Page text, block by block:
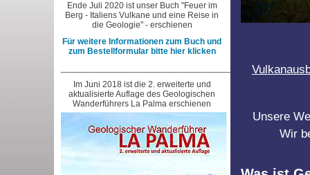
Ende Juli 2020 ist unser Buch "Feuer im
Berg - Italiens Vulkane und eine Reise in
die Geologie" - erschienen
Für weitere Informationen zum Buch und
zum Bestellformular bitte hier klicken
Im Juni 2018 ist die 2. erweiterte und
aktualisierte Auflage des Geologischen
Wanderführers La Palma erschienen
Unsere
Wir